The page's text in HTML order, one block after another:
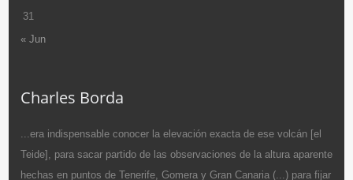
31
« Jun
Charles Borda
...era indispensable conocer la elevación exacta de ese volcán [el
Teide], para sacar partido de las observaciones de la altura aparente
hechas en puntos de Tenerife, Gomera y Gran Canaria (...) para fijar